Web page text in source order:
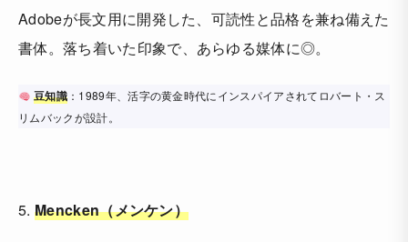
Adobeが長文用に開発した、可読性と品格を兼ね備えた
書体。落ち着いた印象で、あらゆる媒体に◎。
豆知識：1989年、活字の黄金時代にインスパイアされてロバート・ス
リムバックが設計。
5. Mencken（メンケン）